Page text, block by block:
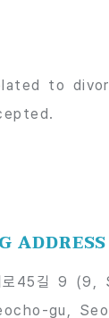
to
ADDRESS
로45길 9 (9,
gu,